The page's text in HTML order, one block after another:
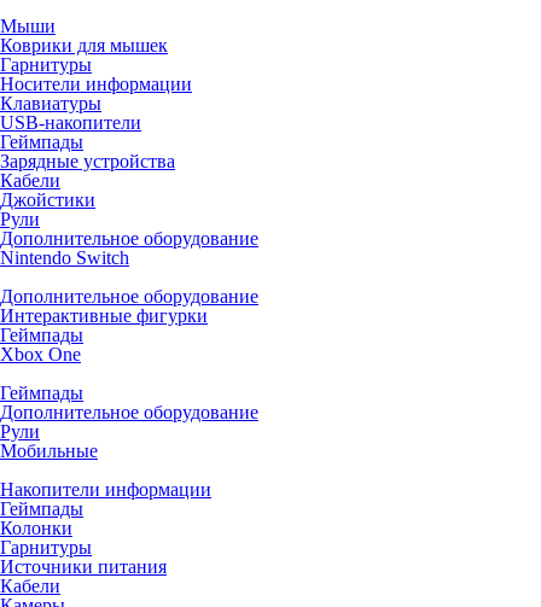
Мыши
Коврики для мышек
Гарнитуры
Носители информации
Клавиатуры
USB-накопители
Геймпады
Зарядные устройства
Кабели
Джойстики
Рули
Дополнительное оборудование
Nintendo Switch
Дополнительное оборудование
Интерактивные фигурки
Геймпады
Xbox One
Геймпады
Дополнительное оборудование
Рули
Мобильные
Накопители информации
Геймпады
Колонки
Гарнитуры
Источники питания
Кабели